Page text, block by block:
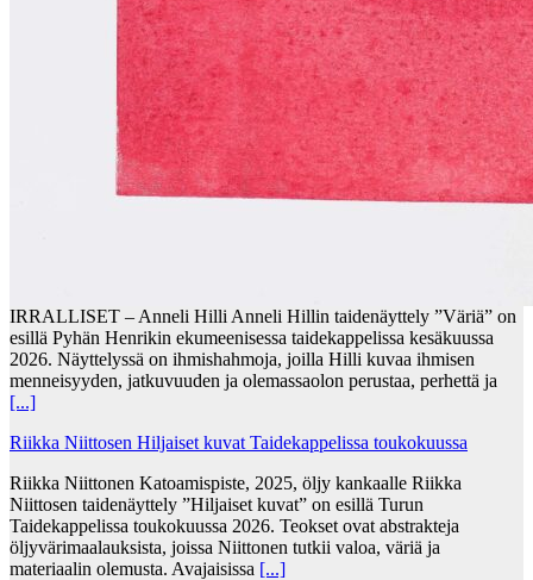
IRRALLISET – Anneli Hilli Anneli Hillin taidenäyttely ”Väriä” on
esillä Pyhän Henrikin ekumeenisessa taidekappelissa kesäkuussa
2026. Näyttelyssä on ihmishahmoja, joilla Hilli kuvaa ihmisen
menneisyyden, jatkuvuuden ja olemassaolon perustaa, perhettä ja
[...]
Riikka Niittosen Hiljaiset kuvat Taidekappelissa toukokuussa
Riikka Niittonen Katoamispiste, 2025, öljy kankaalle Riikka
Niittosen taidenäyttely ”Hiljaiset kuvat” on esillä Turun
Taidekappelissa toukokuussa 2026. Teokset ovat abstrakteja
öljyvärimaalauksista, joissa Niittonen tutkii valoa, väriä ja
materiaalin olemusta. Avajaisissa [...]